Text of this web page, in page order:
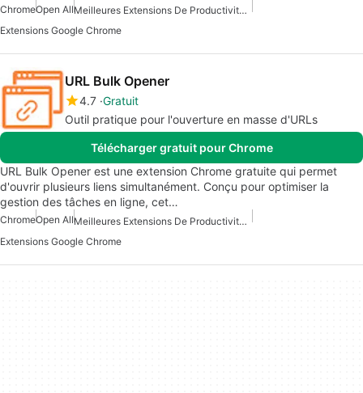
ChromeOpen All
Meilleures Extensions De Productivité Pour Chrome
Extensions Google Chrome
URL Bulk Opener
4.7 Gratuit
Outil pratique pour l'ouverture en masse d'URLs
Télécharger gratuit pour Chrome
URL Bulk Opener est une extension Chrome gratuite qui permet
d'ouvrir plusieurs liens simultanément. Conçu pour optimiser la
gestion des tâches en ligne, cet…
ChromeOpen All
Meilleures Extensions De Productivité Pour Chrome
Extensions Google Chrome